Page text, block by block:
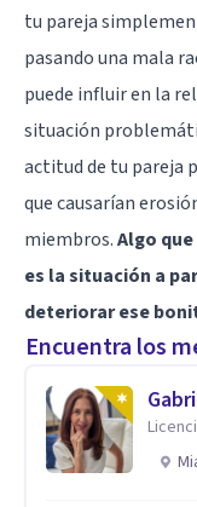
tu pareja
pasando una mala
puede influir en la
situación
actitud de tu pareja
que causarían
miembros.Algo
es la situación a
deteriorar ese
Encuentra los